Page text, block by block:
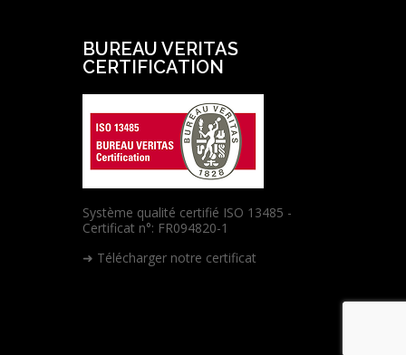
BUREAU VERITAS
CERTIFICATION
Système qualité certifié ISO 13485 -
Certificat n°: FR094820-1
➜ Télécharger notre certificat